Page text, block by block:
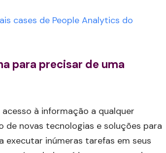
cases de People Analytics do
para precisar de uma
à informação a qualquer
de novas tecnologias e soluções para
executar inúmeras tarefas em seus